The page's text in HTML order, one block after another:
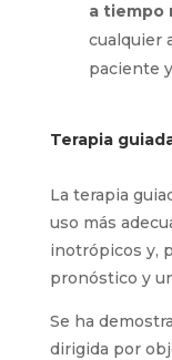
a tiempo
cualquier
paciente
Terapia
La terapia
uso más
inotrópicos y,
pronóstico y
Se ha
dirigida por